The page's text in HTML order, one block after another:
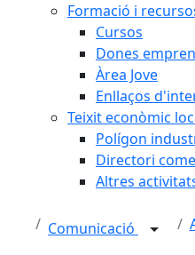
Formació i
Cursos
Dones
Àrea Jove
Enllaços
Teixit econòmic
Polígon
Directori
Altres
Comunicació